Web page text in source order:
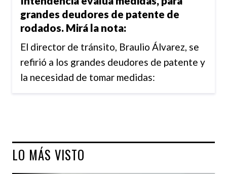
grandes deudores de patente de
rodados. Mirá la nota:
El director de tránsito, Braulio Álvarez, se
refirió a los grandes deudores de patente y
la necesidad de tomar medidas:
LO MÁS VISTO